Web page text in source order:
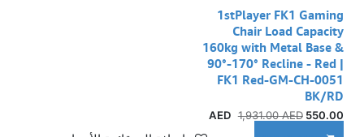
1stPlayer FK1 Gaming
Chair Load Capacity
160kg with Metal Base &
90°-170° Recline - Red |
FK1 Red-GM-CH-0051
BK/RD
550.00
AED
1,931.00AED